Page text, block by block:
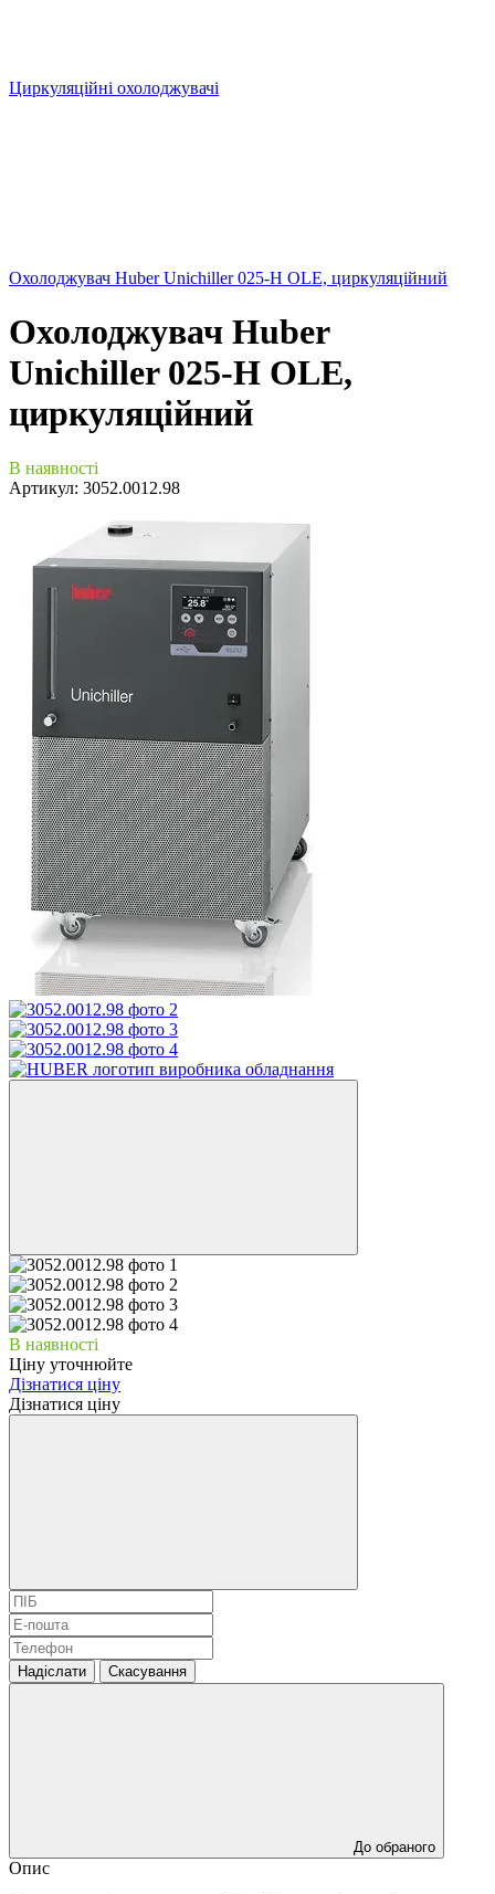
Циркуляційні охолоджувачі
Охолоджувач Huber Unichiller 025-H OLE, циркуляційний
Охолоджувач Huber
Unichiller 025-H OLE,
циркуляційний
В наявності
Артикул: 3052.0012.98
В наявності
Ціну уточнюйте
Дізнатися ціну
Дізнатися ціну
Надіслати Скасування
До обраного
Опис